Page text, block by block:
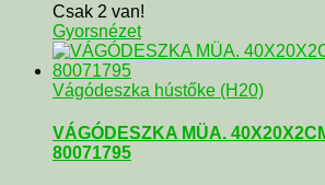
Csak 2 van!
Gyorsnézet
Vágódeszka hústőke (H20)
VÁGÓDESZKA MÜA.
80071795